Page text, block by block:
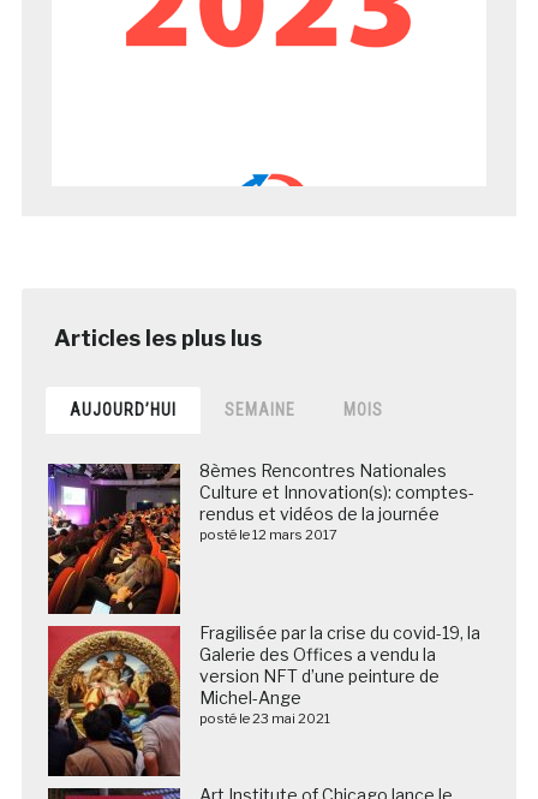
AUJOURD’HUI SEMAINE MOIS
8èmes Rencontres Nationales
Culture et Innovation(s): comptes-
rendus et vidéos de la journée
posté le 12 mars 2017
Fragilisée par la crise du covid-19, la
Galerie des Offices a vendu la
version NFT d’une peinture de
Michel-Ange
posté le 23 mai 2021